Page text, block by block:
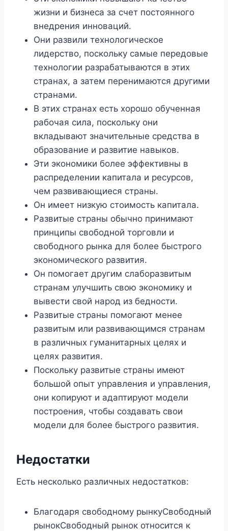
жизни и бизнеса за счет постоянного
внедрения инноваций.
Они развили технологическое
лидерство, поскольку самые передовые
технологии разрабатываются в этих
странах, а затем перенимаются другими
странами.
В этих странах есть хорошо обученная
рабочая сила, поскольку они
вкладывают значительные средства в
образование и развитие навыков.
Эти экономики более эффективны в
распределении капитала и ресурсов,
чем развивающиеся страны.
Он имеет низкую стоимость капитала.
Развитые страны обычно принимают
принципы свободной торговли и
свободного рынка для более быстрого
экономического развития.
Он помогает другим слаборазвитым
странам улучшить свою экономику и
вывести свой народ из бедности.
Развитые страны помогают менее
развитым или развивающимся странам
в различных гуманитарных целях и
целях развития.
Поскольку развитые страны имеют
большой опыт управления и управления,
они копируют и адаптируют модели
построения, чтобы создавать свои
модели для более быстрого развития.
Недостатки
Есть несколько различных недостатков:
Благодаря свободному рынкуСвободный
рынокСвободный рынок относится к